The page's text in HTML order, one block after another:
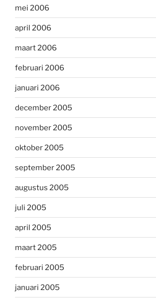
mei 2006
april 2006
maart 2006
februari 2006
januari 2006
december 2005
november 2005
oktober 2005
september 2005
augustus 2005
juli 2005
april 2005
maart 2005
februari 2005
januari 2005